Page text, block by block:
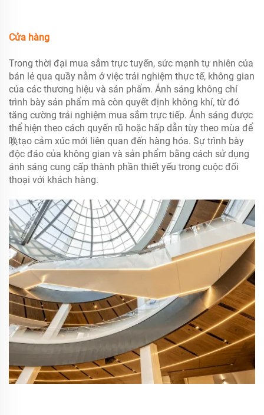
Cửa hàng
Trong thời đại mua sắm trực tuyến, sức mạnh tự nhiên của
bán lẻ qua quầy nằm ở việc trải nghiệm thực tế, không gian
của các thương hiệu và sản phẩm. Ánh sáng không chỉ
trình bày sản phẩm mà còn quyết định không khí, từ đó
tăng cường trải nghiệm mua sắm trực tiếp. Ánh sáng được
thể hiện theo cách quyến rũ hoặc hấp dẫn tùy theo mùa để
唤tạo cảm xúc mới liên quan đến hàng hóa. Sự trình bày
độc đáo của không gian và sản phẩm bằng cách sử dụng
ánh sáng cung cấp thành phần thiết yếu trong cuộc đối
thoại với khách hàng.